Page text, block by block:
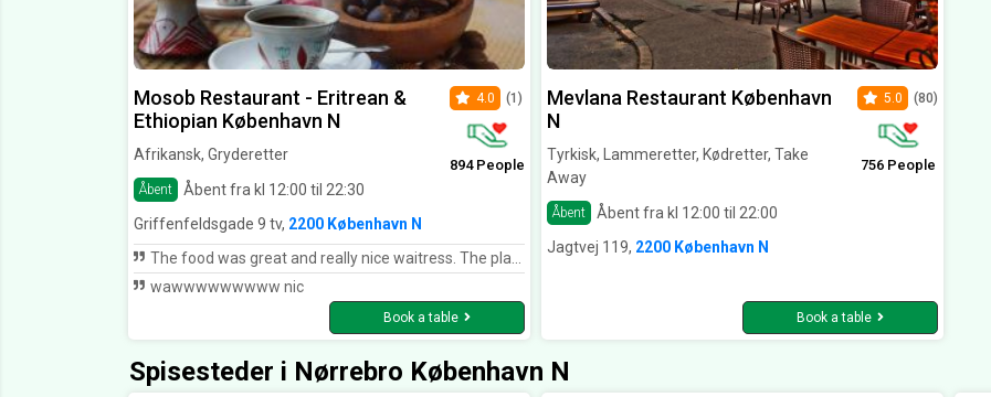
Mosob Restaurant - Eritrean &
Ethiopian København N
Afrikansk, Gryderetter
Åbent Åbent fra kl 12:00 til 22:30
4.0 (1)
894 People
Griffenfeldsgade 9 tv, 2200 København N
The food was great and really nice waitress. The place is cosy and we had a really nice time!
wawwwwwwwww nic
Book a table
Mevlana Restaurant København
N
Tyrkisk, Lammeretter, Kødretter, Take
Away
Åbent Åbent fra kl 12:00 til 22:00
5.0 (80)
756 People
Jagtvej 119, 2200 København N
Book a table
Spisesteder i Nørrebro København N